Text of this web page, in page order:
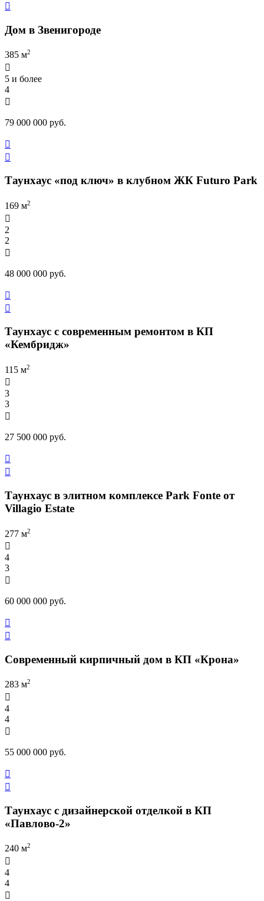

Дом в Звенигороде
385 м2

5 и более
4

79 000 000 руб.


Таунхаус «под ключ» в клубном ЖК Futuro Park
169 м2

2
2

48 000 000 руб.


Таунхаус с современным ремонтом в КП
«Кембридж»
115 м2

3
3

27 500 000 руб.


Таунхаус в элитном комплексе Park Fonte от
Villagio Estate
277 м2

4
3

60 000 000 руб.


Современный кирпичный дом в КП «Крона»
283 м2

4
4

55 000 000 руб.


Таунхаус с дизайнерской отделкой в КП
«Павлово-2»
240 м2

4
4
